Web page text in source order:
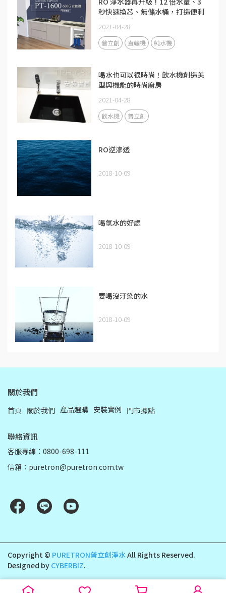
秒快速換芯、無儲水桶，打造便利
的健康生活
2021-04-28
普立創 直輸機 純水機
喝水也可以很時尚！飲水機創造美
型與機能的時尚廚房
2021-04-28
飲水機 普立創
RO逆滲透
2018-10-09
喝氫水的好處
2018-10-09
要喝沒汙染的水
2018-10-09
關於我們
首頁 關於我們 產品選購 安裝實例 門市據點
聯絡資訊
客服專線：0800-698-111
信箱：puretron@puretron.com.tw
Copyright © PURETRON普立創淨水All Rights Reserved.
Designed by CYBERBIZ.